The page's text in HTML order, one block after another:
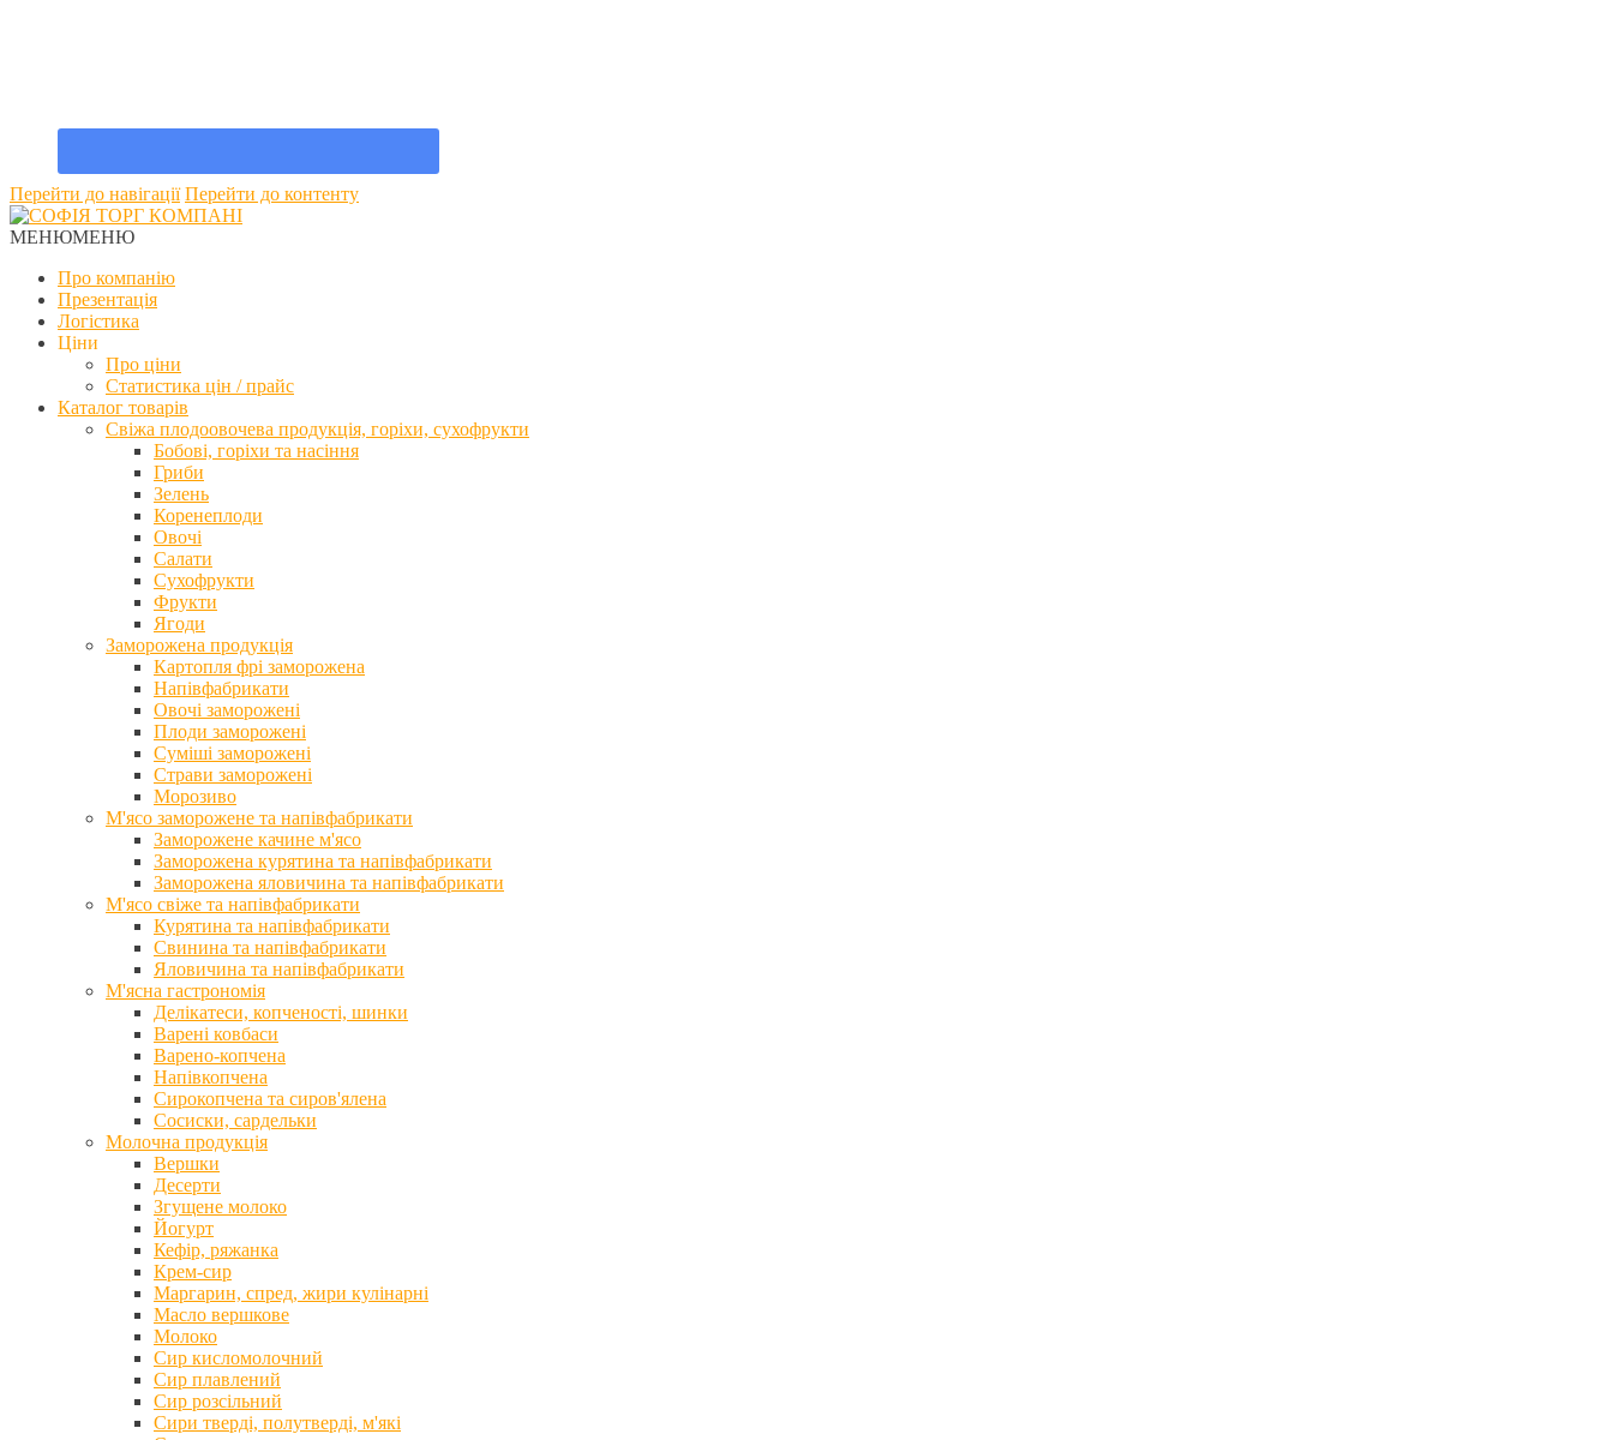
Перейти до навігації Перейти до контенту
МЕНЮМЕНЮ
Про компанію
Презентація
Логістика
Ціни
Про ціни
Статистика цін / прайс
Каталог товарів
Свіжа плодоовочева продукція, горіхи, сухофрукти
Бобові, горіхи та насіння
Гриби
Зелень
Коренеплоди
Овочі
Салати
Сухофрукти
Фрукти
Ягоди
Заморожена продукція
Картопля фрі заморожена
Напівфабрикати
Овочі заморожені
Плоди заморожені
Суміші заморожені
Страви заморожені
Морозиво
М'ясо заморожене та напівфабрикати
Заморожене качине м'ясо
Заморожена курятина та напівфабрикати
Заморожена яловичина та напівфабрикати
М'ясо свіже та напівфабрикати
Курятина та напівфабрикати
Свинина та напівфабрикати
Яловичина та напівфабрикати
М'ясна гастрономія
Делікатеси, копченості, шинки
Варені ковбаси
Варено-копчена
Напівкопчена
Сирокопчена та сиров'ялена
Сосиски, сардельки
Молочна продукція
Вершки
Десерти
Згущене молоко
Йогурт
Кефір, ряжанка
Крем-сир
Маргарин, спред, жири кулінарні
Масло вершкове
Молоко
Сир кисломолочний
Сир плавлений
Сир розсільний
Сири тверді, полутверді, м'які